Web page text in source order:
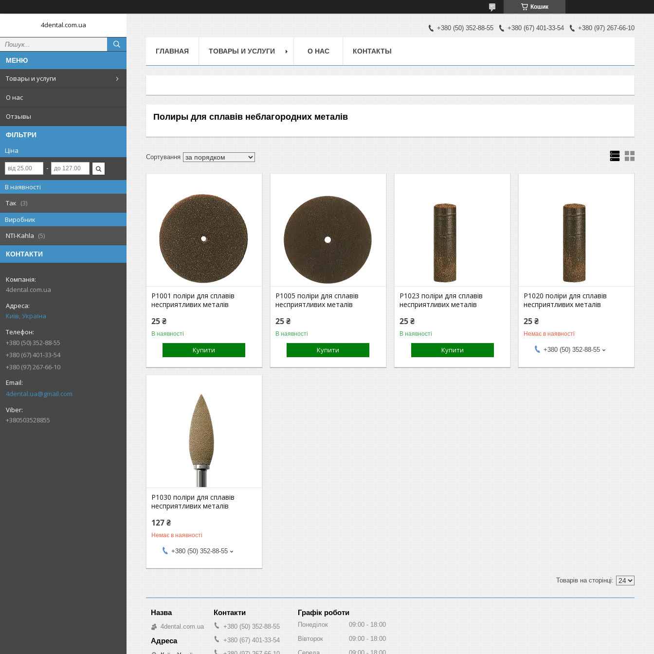
Кошик
4dental.com.ua
Товары и услуги
О нас
Отзывы
ФІЛЬТРИ
Ціна
В наявності
Так
3
Виробник
NTI-Kahla
5
КОНТАКТИ
4dental.com.ua
Київ, Україна
+380 (50) 352-88-55
+380 (67) 401-33-54
+380 (97) 267-66-10
4dental.ua@gmail.com
+380503528855
+380 (50) 352-88-55 +380 (67) 401-33-54 +380 (97) 267-66-10
ГЛАВНАЯ ТОВАРЫ И УСЛУГИ О НАС КОНТАКТЫ
Полиры для сплавів неблагородних металів
P1001 поліри для сплавів
несприятливих металів
25 ₴
В наявності
Купити
P1005 поліри для сплавів
несприятливих металів
25 ₴
В наявності
Купити
P1023 поліри для сплавів
несприятливих металів
25 ₴
В наявності
Купити
P1020 поліри для сплавів
несприятливих металів
25 ₴
Немає в наявності
+380 (50) 352-88-55
P1030 поліри для сплавів
несприятливих металів
127 ₴
Немає в наявності
+380 (50) 352-88-55
4dental.com.ua
+380 (50) 352-88-55
+380 (67) 401-33-54
Графік роботи
Понеділок 09:00
18:00
Вівторок
09:00
18:00